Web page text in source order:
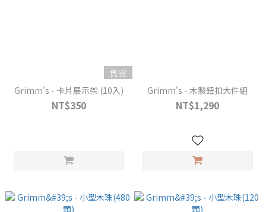
售完
Grimm's - 卡片展示架 (10入)
NT$350
Grimm's - 木製鈕扣大件組
NT$1,290